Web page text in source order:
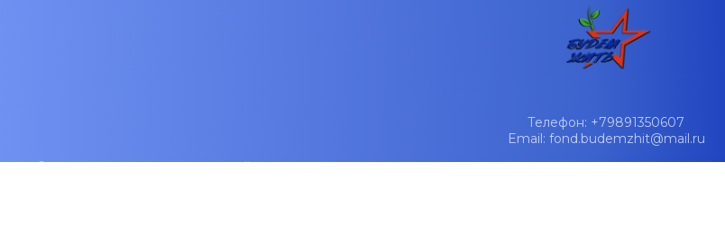
Телефон: +79891350607
Email: fond.budemzhit@mail.ru
© 2024-2025 Благотворительный